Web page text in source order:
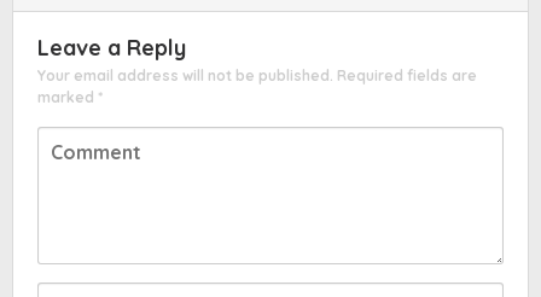
Leave a Reply
Your email address will not be published. Required fields are
marked *